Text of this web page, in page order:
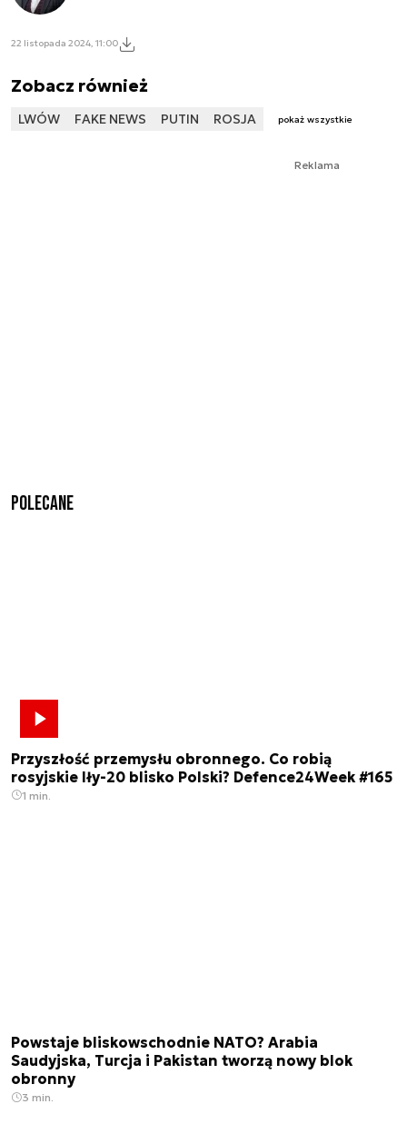
22 listopada 2024, 11:00
Zobacz również
LWÓW FAKE NEWS PUTIN ROSJA pokaż wszystkie
Reklama
Polecane
Przyszłość przemysłu obronnego. Co robią
rosyjskie Iły-20 blisko Polski? Defence24Week #165
1 min.
Powstaje bliskowschodnie NATO? Arabia
Saudyjska, Turcja i Pakistan tworzą nowy blok
obronny
3 min.